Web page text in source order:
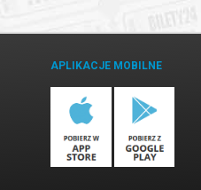
APLIKACJE MOBILNE